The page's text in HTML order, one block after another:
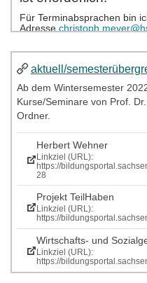
aktuell/
Ab dem Wintersemester
Kurse/Seminare von Prof.
Ordner.
Herbert Wehner
Linkziel (URL):
https://
28
Projekt TeilHaben
Linkziel (URL):
https://
Wirtschafts- und
Linkziel (URL):
https://